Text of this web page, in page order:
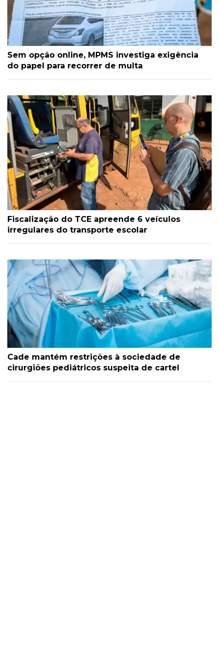
Sem opção online, MPMS investiga exigência
do papel para recorrer de multa
Fiscalização do TCE apreende 6 veículos
irregulares do transporte escolar
Cade mantém restrições à sociedade de
cirurgiões pediátricos suspeita de cartel